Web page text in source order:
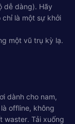
dễ dàng). Hãy
là một sự khởi
một vũ trụ kỳ lạ.
dành cho nam,
offline, không
waster. Tải xuống